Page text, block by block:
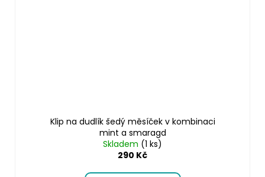
Klip na dudlík šedý měsíček v kombinaci
mint a smaragd
Skladem (1 ks)
290 Kč